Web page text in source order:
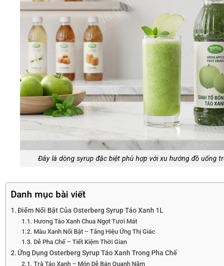
Đây là dòng syrup đặc biệt phù hợp với xu hướng đồ uống
Danh mục bài viết
Điểm Nổi Bật Của Osterberg Syrup Táo Xanh 1L
Hương Táo Xanh Chua Ngọt Tươi Mát
Màu Xanh Nổi Bật – Tăng Hiệu Ứng Thị Giác
Dễ Pha Chế – Tiết Kiệm Thời Gian
Ứng Dụng Osterberg Syrup Táo Xanh Trong Pha Chế
Trà Táo Xanh – Món Dễ Bán Quanh Năm